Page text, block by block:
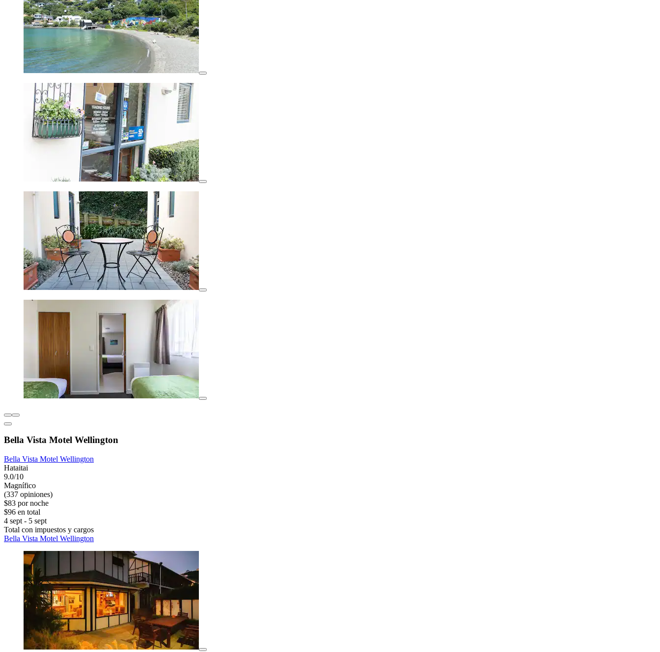
Bella Vista Motel Wellington
Bella Vista Motel Wellington
Hataitai
9.0/10
Magnífico
(337 opiniones)
$83 por noche
$96 en total
4 sept - 5 sept
Total con impuestos y cargos
Bella Vista Motel Wellington